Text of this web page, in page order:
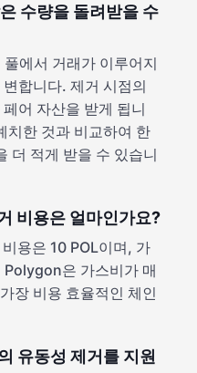
수량을 돌려받을 수
에서 거래가 이루어지
합니다. 제거 시점의
어 자산을 받게 됩니
치한 것과 비교하여 한
더 적게 받을 수 있습니
비용은 얼마인가요?
용은 10 POL이며, 가
Polygon은 가스비가 매
장 비용 효율적인 체인
유동성 제거를 지원